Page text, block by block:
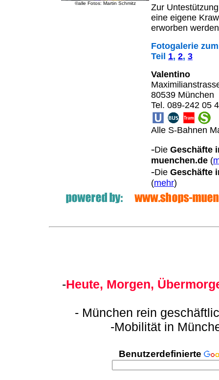
©alle Fotos: Martin Schmitz
Zur
eine eigene
erworben
Fotogalerie
Teil 1, 2, 3
Valentino
80539 München
Tel. 089-242 05
Alle S-Bahnen
-Die Geschäfte
muenchen.de (
-Die Geschäfte
(mehr)
-Heute, Morgen,
- München rein
-Mobilität in
Benutzerdefinierte